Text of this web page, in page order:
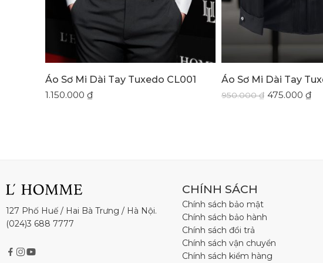
Áo Sơ Mi Dài Tay Tuxedo CL001
1.150.000 ₫
Áo Sơ Mi Dài Tay
950.000₫ 475.000 ₫
127 Phố Huế / Hai Bà Trưng / Hà Nội.
(024)3 688 7777
CHÍNH SÁCH
Chính sách bảo mật
Chính sách bảo hành
Chính sách đổi trả
Chính sách vận chuyển
Chính sách kiểm hàng